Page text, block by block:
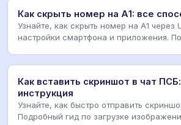
Как скрыть номер на А1: все
Узнайте, как скрыть номер на А1 через
настройки смартфона и приложения.
Как вставить скриншот в чат
инструкция
Узнайте, как быстро отправить
Подробный гид по загрузке